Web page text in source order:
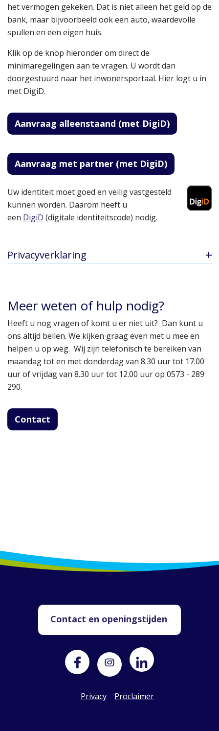
het vermogen gekeken. Dat is niet alleen het geld op de
bank, maar bijvoorbeeld ook een auto, waardevolle
spullen en een eigen huis.
Klik op de knop hieronder om direct de
minimaregelingen aan te vragen. U wordt dan
doorgestuurd naar het inwonersportaal. Hier logt u in
met DigiD.
Aanvraag alleenstaand (met DigiD)
Aanvraag met partner (met DigiD)
Uw identiteit moet goed en veilig vastgesteld
kunnen worden. Daarom heeft u
een DigiD (digitale identiteitscode) nodig.
Privacyverklaring
Meer weten of hulp nodig?
Heeft u nog vragen of komt u er niet uit? Dan kunt u
ons altijd bellen. We kijken graag even met u mee en
helpen u op weg. Wij zijn telefonisch te bereiken van
maandag tot en met donderdag van 8.30 uur tot 17.00
uur of vrijdag van 8.30 uur tot 12.00 uur op 0573 - 289
290.
Contact
Contact en openingstijden
Privacy Proclaimer